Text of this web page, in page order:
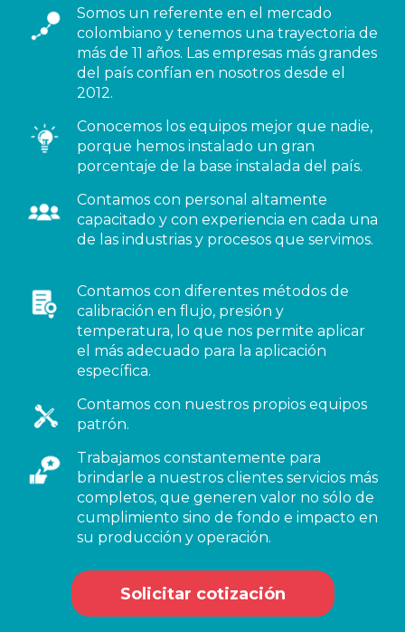
Somos un referente en el mercado
colombiano y tenemos una trayectoria de
más de 11 años. Las empresas más grandes
del país confían en nosotros desde el
2012.
Conocemos los equipos mejor que nadie,
porque hemos instalado un gran
porcentaje de la base instalada del país.
Contamos con personal altamente
capacitado y con experiencia en cada una
de las industrias y procesos que servimos.
Contamos con diferentes métodos de
calibración en flujo, presión y
temperatura, lo que nos permite aplicar
el más adecuado para la aplicación
específica.
Contamos con nuestros propios equipos
patrón.
Trabajamos constantemente para
brindarle a nuestros clientes servicios más
completos, que generen valor no sólo de
cumplimiento sino de fondo e impacto en
su producción y operación.
Solicitar cotización